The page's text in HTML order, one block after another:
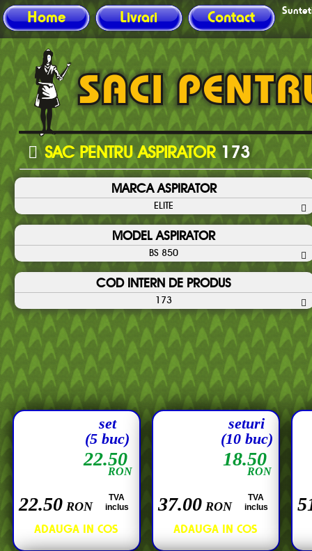
Home Livrari Contact
SAC PENTRU ASPIRATOR173
MARCA ASPIRATOR
ELITE
MODEL ASPIRATOR
BS 850
COD INTERN DE PRODUS
173
22.50
RON
22.50 RON
TVA
inclus
set
(5 buc)
18.50
RON
37.00 RON
TVA
inclus
seturi
(10 buc)